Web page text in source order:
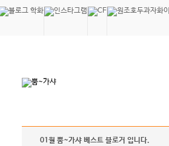
01월 뿜~가샤 베스트 블로거 입니다.